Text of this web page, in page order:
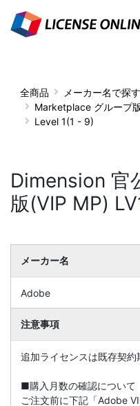
全商品 メーカー名で探す
Marketplace グループ
Level 1(1 - 9)
Dimension 官
版(VIP MP)
メーカー名
Adobe
注意事項
追加ライセンスは既存契
■購入月数の確認について
ご注文前に下記「Adobe